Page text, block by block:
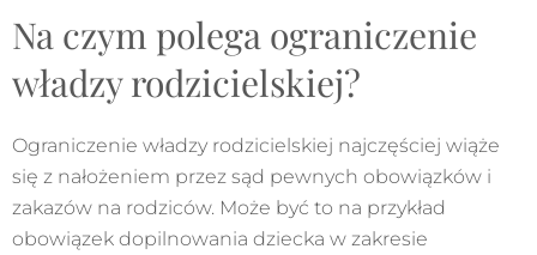
Na czym polega ograniczenie
władzy rodzicielskiej?
Ograniczenie władzy rodzicielskiej najczęściej wiąże
się z nałożeniem przez sąd pewnych obowiązków i
zakazów na rodziców. Może być to na przykład
obowiązek dopilnowania dziecka w zakresie